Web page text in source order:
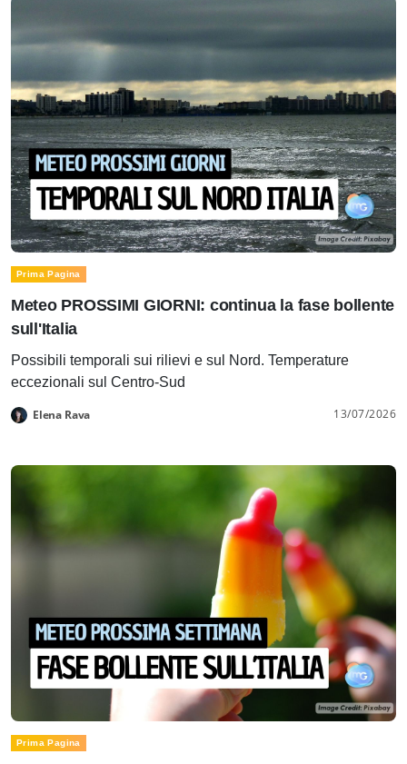
Prima Pagina
Meteo PROSSIMI GIORNI: continua la fase bollente
sull'Italia
Possibili temporali sui rilievi e sul Nord. Temperature
eccezionali sul Centro-Sud
Elena Rava 13/07/2026
Prima Pagina